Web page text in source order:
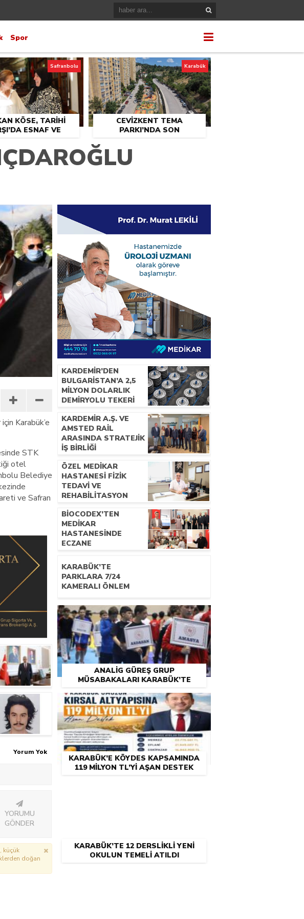
Spor
KÖSE, TARİHİ
ESNAF VE
Safranbolu
CEVİZKENT TEMA
PARKI’NDA SON
Karabük
Karabük’e
STK
otel
Belediye
ve Safran
Yorum Yok
YORUMU
GÖNDER
küçük
doğan
KARDEMİR’DEN
BULGARİSTAN’A 2,5
MİLYON DOLARLIK
DEMİRYOLU TEKERİ
KARDEMİR A.Ş. VE
AMSTED RAİL
ARASINDA STRATEJİK
İŞ BİRLİĞİ
ÖZEL MEDİKAR
HASTANESİ FİZİK
TEDAVİ VE
REHABİLİTASYON
NECDET ÇATALBAŞ
İLE RÖPORTAJ
BİOCODEX’TEN
MEDİKAR
HASTANESİNDE
ECZANE
YÖNELİK EĞİTİM
PROGRAMI
KARABÜK’TE
PARKLARA 7/24
KAMERALI ÖNLEM
ANALİG GÜREŞ GRUP
MÜSABAKALARI KARABÜK’TE
KARABÜK’E KÖYDES KAPSAMINDA
119 MİLYON TL’Yİ AŞAN DESTEK
KARABÜK’TE 12 DERSLİKLİ YENİ
OKULUN TEMELİ ATILDI